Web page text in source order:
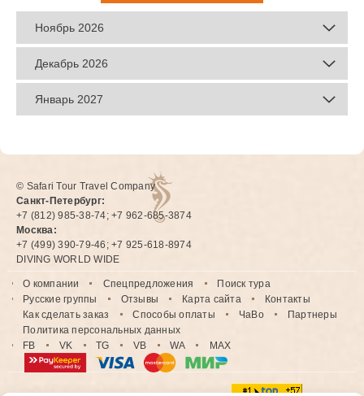
Ноябрь 2026
Декабрь 2026
Январь 2027
© Safari Tour Travel Company
Санкт-Петербург:
+7 (812) 985-38-74; +7 962-685-3874
Москва:
+7 (499) 390-79-46; +7 925-618-8974
DIVING WORLD WIDE
О компании Спецпредложения
Поиск тура
Русские группы
Отзывы Карта сайта
Контакты
Как сделать заказ
Способы оплаты ЧаВо
Партнеры
Политика персональных данных
FB
VK TG VB WA MAX